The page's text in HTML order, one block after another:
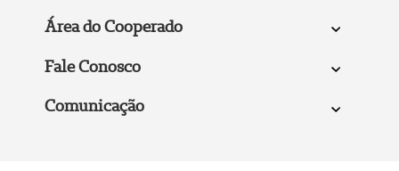
Área do Cooperado
Fale Conosco
Comunicação